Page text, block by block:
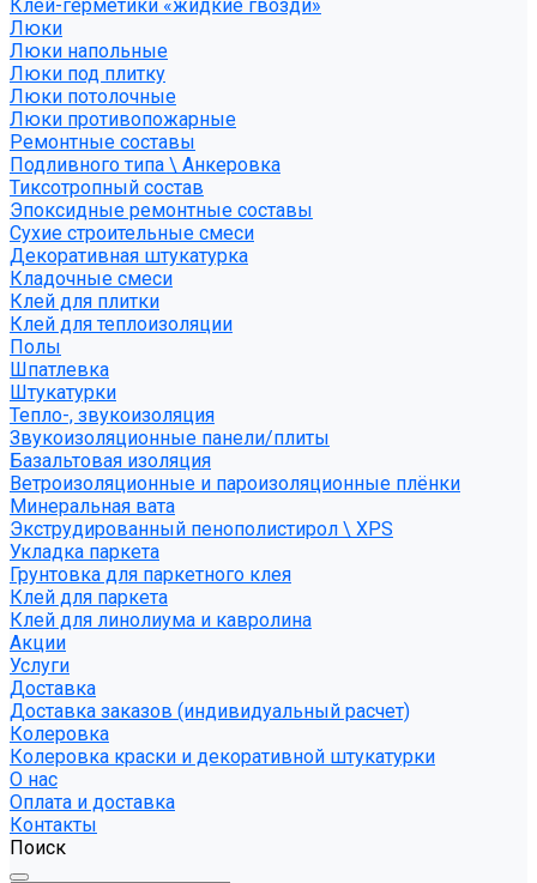
Клей-герметики «жидкие гвозди»
Люки
Люки напольные
Люки под плитку
Люки потолочные
Люки противопожарные
Ремонтные составы
Подливного типа \ Анкеровка
Тиксотропный состав
Эпоксидные ремонтные составы
Сухие строительные смеси
Декоративная штукатурка
Кладочные смеси
Клей для плитки
Клей для теплоизоляции
Полы
Шпатлевка
Штукатурки
Тепло-, звукоизоляция
Звукоизоляционные панели/плиты
Базальтовая изоляция
Ветроизоляционные и пароизоляционные плёнки
Минеральная вата
Экструдированный пенополистирол \ XPS
Укладка паркета
Грунтовка для паркетного клея
Клей для паркета
Клей для линолиума и кавролина
Акции
Услуги
Доставка
Доставка заказов (индивидуальный расчет)
Колеровка
Колеровка краски и декоративной штукатурки
О нас
Оплата и доставка
Контакты
Поиск